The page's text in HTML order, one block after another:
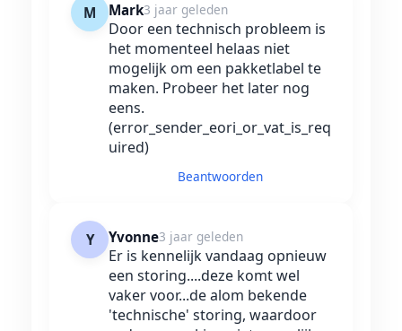
M Mark3 jaar geleden
Door een technisch probleem is
het momenteel helaas niet
mogelijk om een pakketlabel te
maken. Probeer het later nog
eens.
(error_sender_eori_or_vat_is_req
uired)
Beantwoorden
Y Yvonne3 jaar geleden
Er is kennelijk vandaag opnieuw
een storing....deze komt wel
vaker voor...de alom bekende
'technische' storing, waardoor